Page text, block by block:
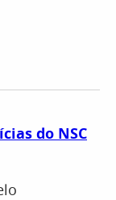
do NSC